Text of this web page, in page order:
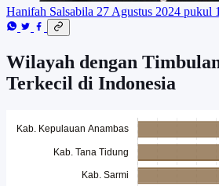
Hanifah Salsabila 27 Agustus 2024 pukul
Wilayah dengan
Terkecil di Indonesia